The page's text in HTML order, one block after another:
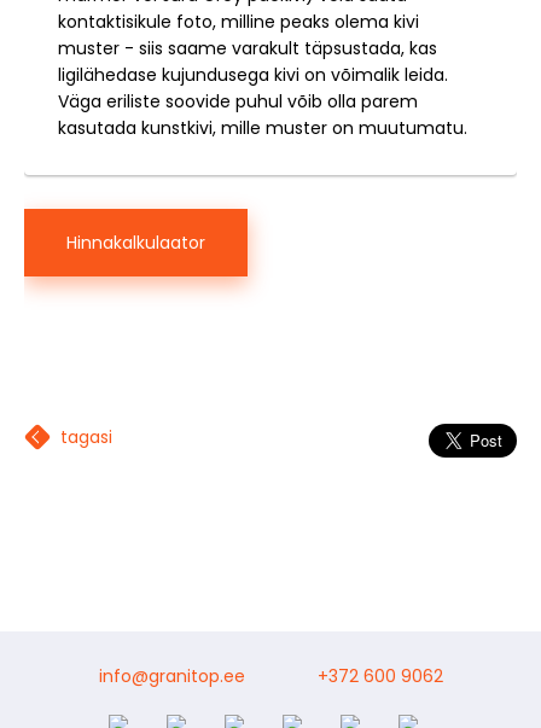
kontaktisikule foto, milline peaks olema kivi
muster - siis saame varakult täpsustada, kas
ligilähedase kujundusega kivi on võimalik leida.
Väga eriliste soovide puhul võib olla parem
kasutada kunstkivi, mille muster on muutumatu.
Hinnakalkulaator
tagasi
info@granitop.ee +372 600 9062